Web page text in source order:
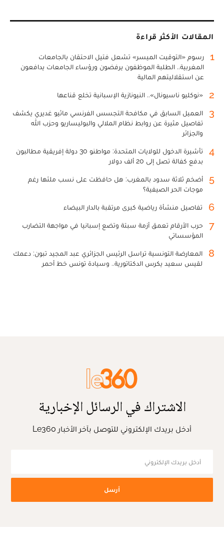
المقالات الأكثر قراءة
1
رسوم «التوقيت الميسر» تشعل فتيل الاحتقان بالجامعات
المغربية.. الطلبة الموظفون يرفضون ورؤساء الجامعات يدافعون
عن استقلاليتهم المالية
2 «نوكليو ناسيونال».. النيونازية الإسبانية تخلع قناعها
3
العميل السابق في مكافحة التجسس الفرنسي ماثيو غديري يكشف
تفاصيل مثيرة عن روابط نظام الملالي والبوليساريو وحزب الله
والجزائر
4
تأشيرة الدخول للولايات المتحدة: مواطنو 30 دولة إفريقية مطالبون
بدفع كفالة تصل إلى 20 ألف دولار
5
أضخم ثلاثة سدود بالمغرب: هل حافظت على نسب ملئها رغم
موجات الحر الصيفية؟
6 تفاصيل منشأة رياضية كبرى مرتقبة بالدار البيضاء
7
حرب الأرقام تعمق أزمة سبتة وتضع إسبانيا في مواجهة التضارب
المؤسساتي
8
المعارضة التونسية تراسل الرئيس الجزائري عبد المجيد تبون: دعمك
لقيس سعيد يكرس الدكتاتورية.. وسيادة تونس خط أحمر
الاشتراك في الرسائل الإخبارية
أدخل بريدك الإلكتروني للتوصل بآخر الأخبار Le360
أرسل